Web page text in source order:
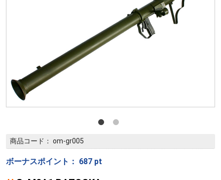
商品コード： om-gr005
ボーナスポイント： 687 pt